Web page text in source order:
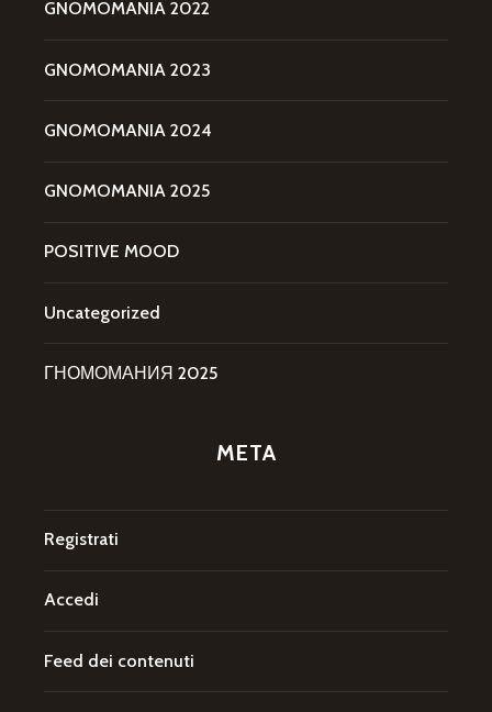
GNOMOMANIA 2022
GNOMOMANIA 2023
GNOMOMANIA 2024
GNOMOMANIA 2025
POSITIVE MOOD
Uncategorized
ГНОМОМАНИЯ 2025
META
Registrati
Accedi
Feed dei contenuti